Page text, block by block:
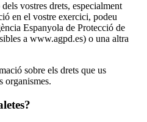
vostres drets, especialment
en el vostre exercici, podeu
Espanyola de Protecció de
a www.agpd.es) o una altra
sobre els drets que us
organismes.